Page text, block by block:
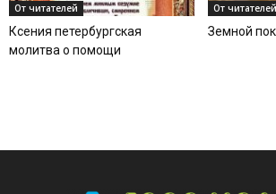
От читателей
Ксения петербургская
молитва о помощи
От читателей
Земной